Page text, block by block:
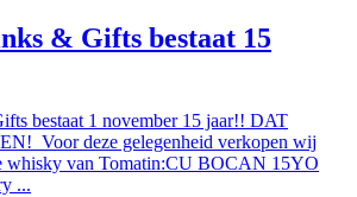
& Gifts bestaat 15
bestaat 1 november 15 jaar!! DAT
Voor deze gelegenheid verkopen wij
whisky van Tomatin:CU BOCAN 15YO
...